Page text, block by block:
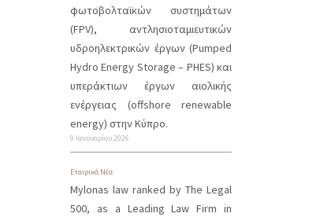
φωτοβολταϊκών συστημάτων
(FPV), αντλησιοταμιευτικών
υδροηλεκτρικών έργων (Pumped
Hydro Energy Storage – PHES) και
υπεράκτιων έργων αιολικής
ενέργειας (offshore renewable
energy) στην Κύπρο.
9 Ιανουαρίου 2026
Εταιρικά Νέα
Mylonas law ranked by The Legal
500, as a Leading Law Firm in